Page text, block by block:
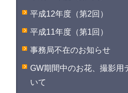
平成12年度（第2回）
平成11年度（第1回）
事務局不在のお知らせ
GW期間中のお花、撮影用
いて